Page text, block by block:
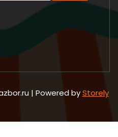
| Powered byStorely